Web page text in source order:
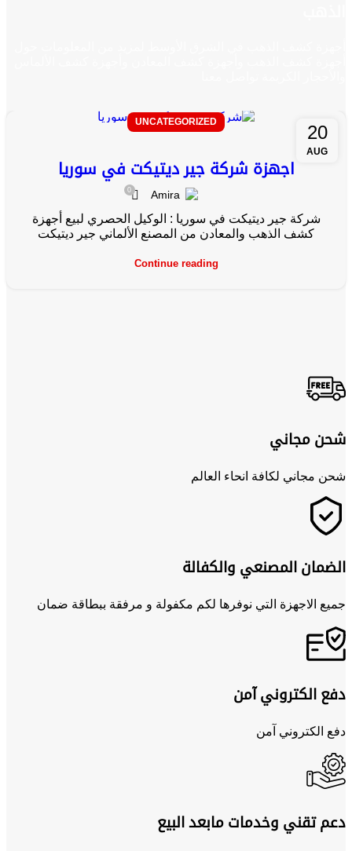
20
AUG
UNCATEGORIZED
اجهزة شركة جير ديتيكت في سوريا
Amira
0
شركة جير ديتيكت في سوريا : الوكيل الحصري لبيع أجهزة
كشف الذهب والمعادن من المصنع الألماني جير ديتيكت
Continue reading
شحن مجاني
شحن مجاني لكافة انحاء العالم
الضمان المصنعي والكفالة
جميع الاجهزة التي نوفرها لكم مكفولة و مرفقة ببطاقة ضمان
دفع الكتروني آمن
دفع الكتروني آمن
دعم تقني وخدمات مابعد البيع